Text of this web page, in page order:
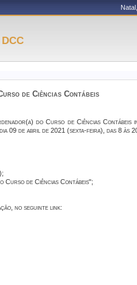
de Ciências Contábeis
do Curso de Ciências Contábeis
09 de abril de 2021 (sexta-feira), das 8 às
Curso de Ciências Contábeis";
no seguinte link: